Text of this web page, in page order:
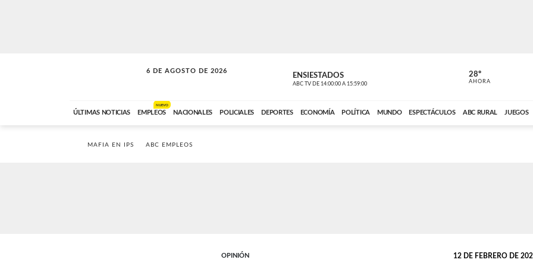
6 DE AGOSTO DE 2026
A DE LA TARDE ENSIESTADOS
ABC TV DE 14:00:00 A 15:59:00 ABC CARDINAL
28º
AHORA
ÚLTIMAS NOTICIAS EMPLEOS
NUEVO
NACIONALES POLICIALES DEPORTES ECONOMÍA POLÍTICA MUNDO ESPECTÁCULOS ABC RURAL JUEGOS
MAFIA EN IPS ABC EMPLEOS
OPINIÓN 12 DE FEBRERO DE